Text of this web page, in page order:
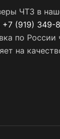
ЧТЗ в
+7 (919) 349-
по
на